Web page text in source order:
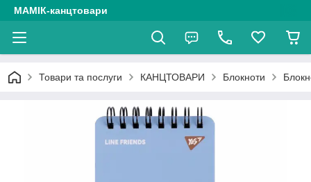
МАМІК-канцтовари
Товари та послуги КАНЦТОВАРИ Блокноти